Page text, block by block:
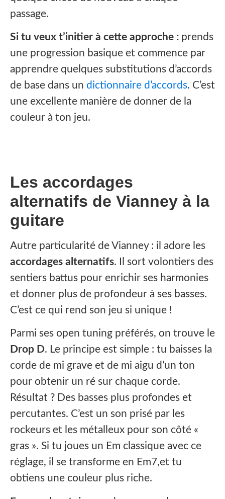
passage.
Si tu veux t’initier à cette approche : prends
une progression basique et commence par
apprendre quelques substitutions d’accords
de base dans un dictionnaire d’accords. C’est
une excellente manière de donner de la
couleur à ton jeu.
Les accordages
alternatifs de Vianney à la
guitare
Autre particularité de Vianney : il adore les
accordages alternatifs. Il sort volontiers des
sentiers battus pour enrichir ses harmonies
et donner plus de profondeur à ses basses.
C’est ce qui rend son jeu si unique !
Parmi ses open tuning préférés, on trouve le
Drop D. Le principe est simple : tu baisses la
corde de mi grave et de mi aigu d’un ton
pour obtenir un ré sur chaque corde.
Résultat ? Des basses plus profondes et
percutantes. C’est un son prisé par les
rockeurs et les métalleux pour son côté «
gras ». Si tu joues un Em classique avec ce
réglage, il se transforme en Em7,et tu
obtiens une couleur plus riche.